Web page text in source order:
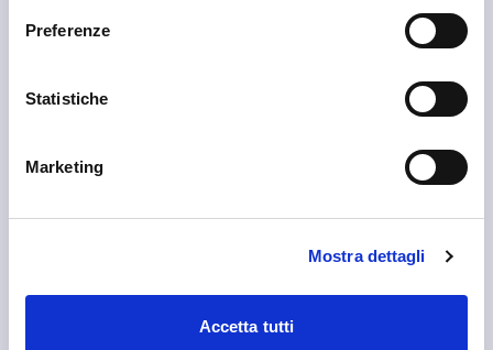
Preferenze
Statistiche
Marketing
Mostra dettagli
Accetta tutti
Sondrio
Associazione Culturale Views